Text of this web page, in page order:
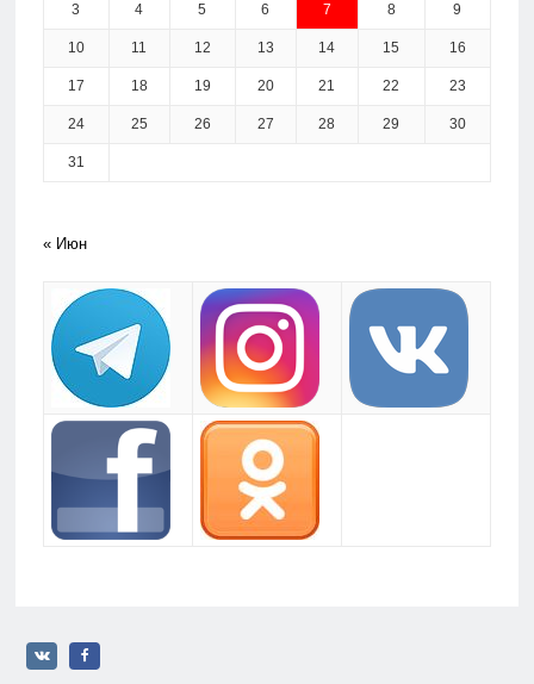
3 4 5 6 7 8 9
10 11 12 13 14 15 16
17 18 19 20 21 22 23
24 25 26 27 28 29 30
31
« Июн